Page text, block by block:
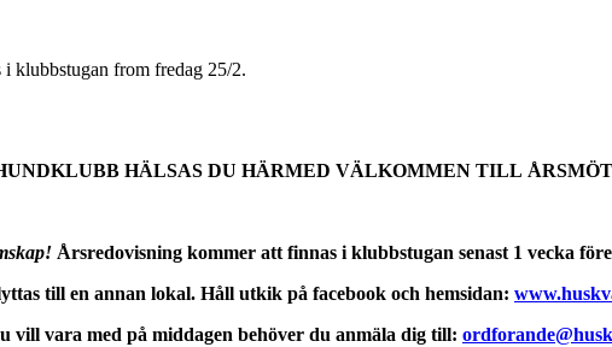
klubbstugan from fredag 25/2.
HÄLSAS DU HÄRMED VÄLKOMMEN TILL
Årsredovisning kommer att finnas i klubbstugan senast 1 vecka
till en annan lokal. Håll utkik på facebook och hemsidan:
vill vara med på middagen behöver du anmäla dig till: